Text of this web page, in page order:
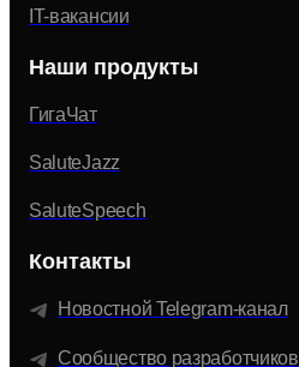
IT-вакансии
Наши продукты
ГигаЧат
SaluteJazz
SaluteSpeech
Контакты
Новостной Telegram-канал
Сообщество разработчиков